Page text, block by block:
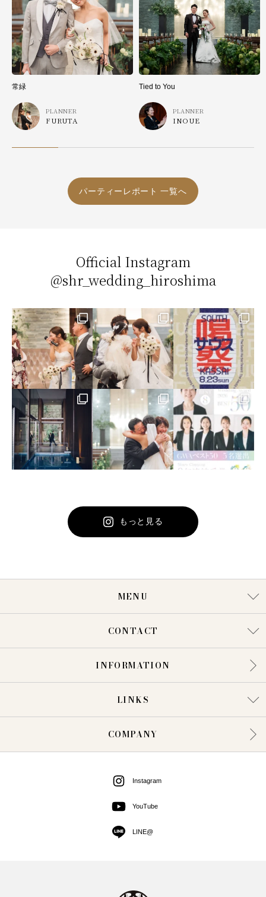
常緑
PLANNER
FURUTA
Tied to You
PLANNER
INOUE
パーティーレポート 一覧へ
Official Instagram
@shr_wedding_hiroshima
もっと見る
MENU
CONTACT
INFORMATION
LINKS
COMPANY
Instagram
YouTube
LINE@